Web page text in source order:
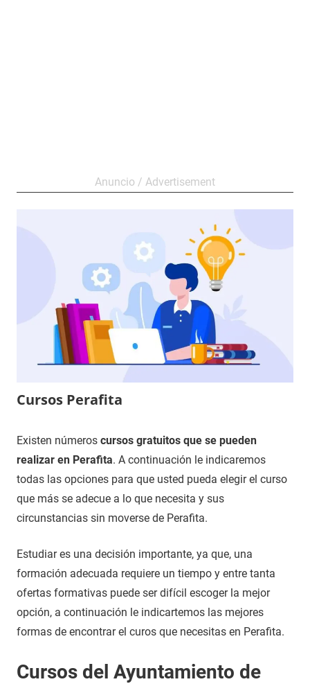
Cursos Perafita
4
de
diciembre
2020
Maria
Cursos
en
Barcelona
Existen números cursos gratuitos que se pueden
realizar en Perafita. A continuación le indicaremos
todas las opciones para que usted pueda elegir el curso
que más se adecue a lo que necesita y sus
circunstancias sin moverse de Perafita.
Estudiar es una decisión importante, ya que, una
formación adecuada requiere un tiempo y entre tanta
ofertas formativas puede ser difícil escoger la mejor
opción, a continuación le indicartemos las mejores
formas de encontrar el curos que necesitas en Perafita.
Cursos del Ayuntamiento de